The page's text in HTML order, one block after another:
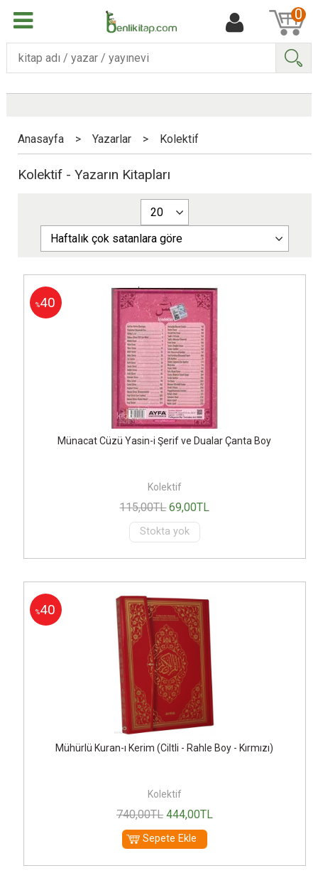
0
Anasayfa > Yazarlar > Kolektif
Kolektif - Yazarın Kitapları
%40
Münacat Cüzü Yasin-i Şerif ve Dualar Çanta Boy
Kolektif
115,00TL 69,00TL
Stokta yok
%40
Mühürlü Kuran-ı Kerim (Ciltli - Rahle Boy - Kırmızı)
Kolektif
740,00TL 444,00TL
Sepete Ekle